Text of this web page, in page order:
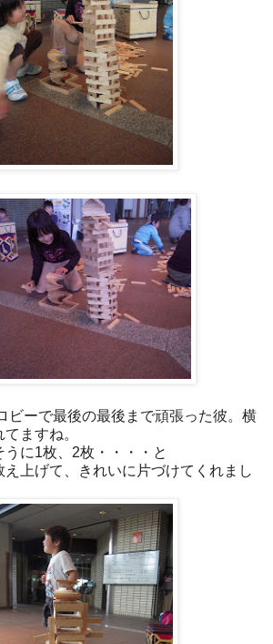
ビーで最後の最後まで頑張った彼。横
ますね。
うに1枚、2枚・・・・と
え上げて、きれいに片づけてくれまし